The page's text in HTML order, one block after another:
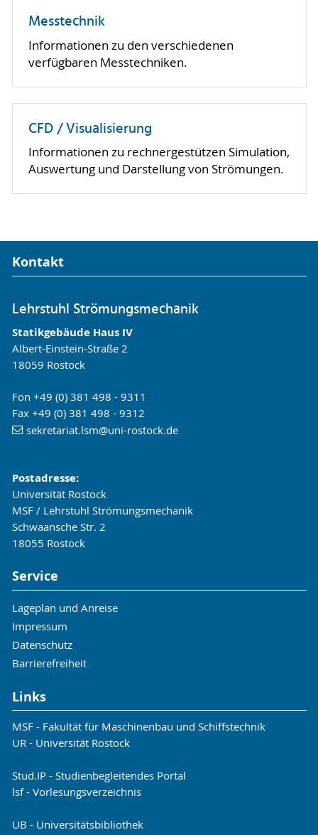
Messtechnik
Informationen zu den verschiedenen
verfügbaren Messtechniken.
CFD / Visualisierung
Informationen zu rechnergestützen Simulation,
Auswertung und Darstellung von Strömungen.
Kontakt
Lehrstuhl Strömungsmechanik
Statikgebäude Haus IV
Albert-Einstein-Straße 2
18059 Rostock
Fon +49 (0) 381 498 - 9311
Fax +49 (0) 381 498 - 9312
sekretariat.lsm@uni-rostock.de
Postadresse:
Universität Rostock
MSF / Lehrstuhl Strömungsmechanik
Schwaansche Str. 2
18055 Rostock
Service
Lageplan und Anreise
Impressum
Datenschutz
Barrierefreiheit
Links
MSF - Fakultät für Maschinenbau und Schiffstechnik
UR - Universität Rostock
Stud.IP - Studienbegleitendes Portal
lsf - Vorlesungsverzeichnis
UB - Universitätsbibliothek